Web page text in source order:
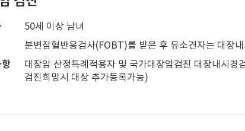
50세 이상 남녀
분변잠혈반응검사(FOBT)를 받은 후 유소견자는 대장
대장암 산정특례적용자 및 국가대장암검진 대장내시
검진희망시 대상 추가등록가능)